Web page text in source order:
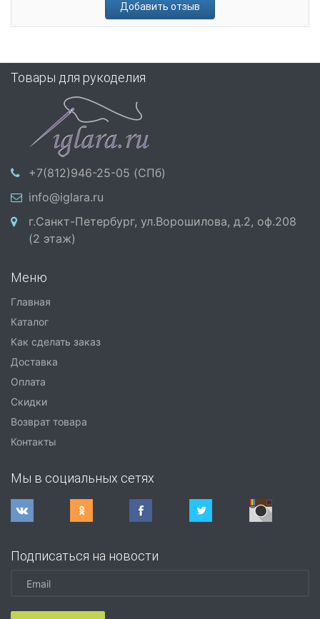
Добавить отзыв
Товары для рукоделия
+7(812)946-25-05 (СПб)
info@iglara.ru
г.Санкт-Петербург, ул.Ворошилова, д.2, оф.208
(2 этаж)
Меню
Главная
Каталог
Как сделать заказ
Доставка
Оплата
Скидки
Возврат товара
Контакты
Мы в социальных сетях
Подписаться на новости